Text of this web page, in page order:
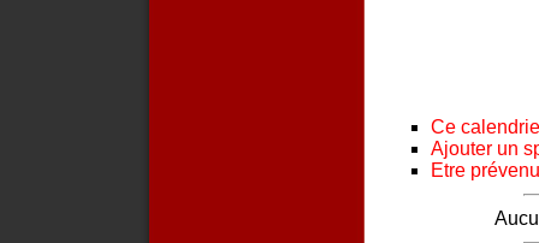
Ce
Ajouter un
Etre